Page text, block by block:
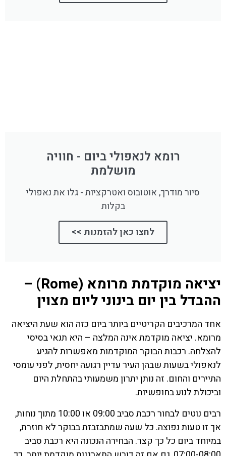
רומא לנאפולי ביום - חוויה
מושלמת
סיור מודרך, אוטובוס ואטרקציות - גלו את נאפולי
בקלות
לחצו כאן להזמנות >>
יציאה מוקדמת מרומא (Rome) –
ההבדל בין יום בינוני ליום מצוין
אחד המרכיבים הקריטיים ביותר ביום כזה הוא שעת היציאה
מרומא. יציאה מוקדמת אינה המלצה – היא תנאי בסיסי
להצלחה. רכבות הבוקר המוקדמות מאפשרות להגיע
לנאפולי בשעות שבהן העיר עדיין רגועה יחסית, לפני עומסי
התיירים והחום. זה נותן יתרון משמעותי בהתחלת היום
וביכולת לנוע בחופשיות.
רבים נוטים לבחור רכבת סביב 09:00 או 10:00 מתוך נוחות,
אך זו טעות נפוצה. כל שעה שמתבזבזת בבוקר לא חוזרת,
במיוחד ביום כל כך קצר. הבחירה הנכונה היא רכבת סביב